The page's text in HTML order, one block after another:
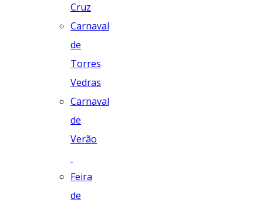
Cruz
Carnaval
de
Torres
Vedras
Carnaval
de
Verão
Feira
de